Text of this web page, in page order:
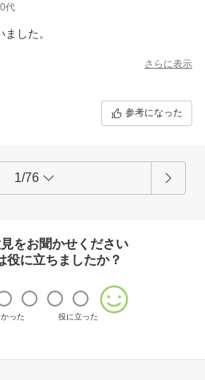
代
した。
さらに表示
参考になった
1/76
をお聞かせください
役に立ちましたか？
った 役に立った